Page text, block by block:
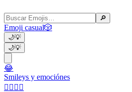
🔎
Emoji casual🎲
🌙💡
🌙💡
😂
Smileys y emociónes
👩‍❤️‍💋‍👨